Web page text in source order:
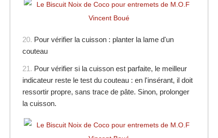
20. Pour vérifier la cuisson : planter la lame d'un
couteau
21. Pour vérifier si la cuisson est parfaite, le meilleur
indicateur reste le test du couteau : en l'insérant, il doit
ressortir propre, sans trace de pâte. Sinon, prolonger
la cuisson.